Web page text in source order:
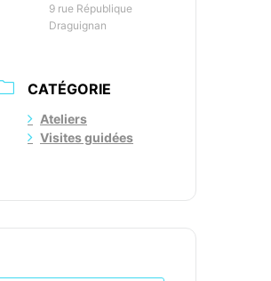
9 rue République
Draguignan
CATÉGORIE
Ateliers
Visites guidées